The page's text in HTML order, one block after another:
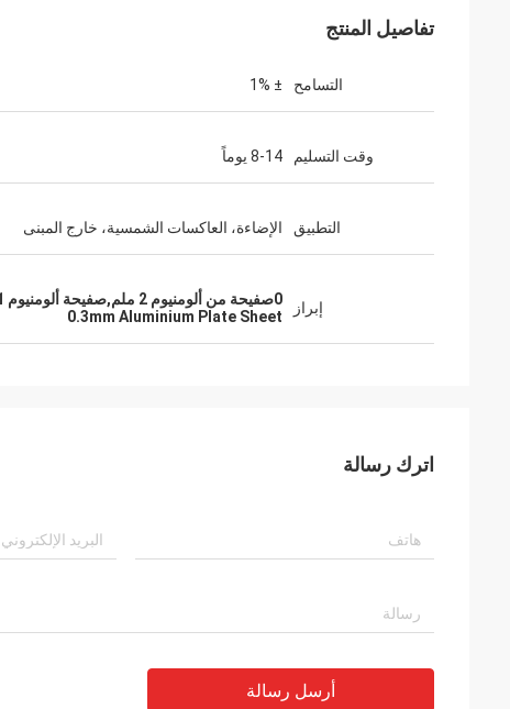
تفاصيل المنتج
التسامح ± 1%
وقت التسليم 8-14 يوماً
التطبيق الإضاءة، العاكسات الشمسية، خارج المبنى
إبراز 0صفيحة من ألومنيوم 2 ملم,صفيحة ألومنيوم 1 ملم,0ورقة من ألومنيوم بقيمة 3 ملم
0.3mm Aluminium Plate Sheet
اترك رسالة
أرسل رسالة